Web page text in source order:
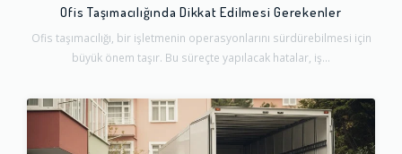
Ofis Taşımacılığında Dikkat Edilmesi Gerekenler
Ofis taşımacılığı, bir işletmenin operasyonlarını sürdürebilmesi için
büyük önem taşır. Bu süreçte yapılacak hatalar, iş...